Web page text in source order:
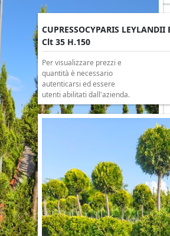
CUPRESSOCYPARIS
Clt 35 H.150
Per visualizzare prezzi e
quantità è necessario
autenticarsi ed essere
utenti abilitati dall'azienda.